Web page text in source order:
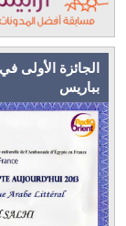
الجائزة الأولى
بباريس